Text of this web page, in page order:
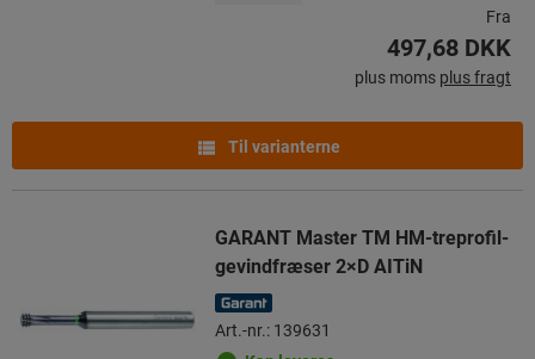
Fra
497,68 DKK
plus moms plus fragt
Til varianterne
GARANT Master TM HM-treprofil-
gevindfræser 2×D AITiN
Art.-nr.: 139631